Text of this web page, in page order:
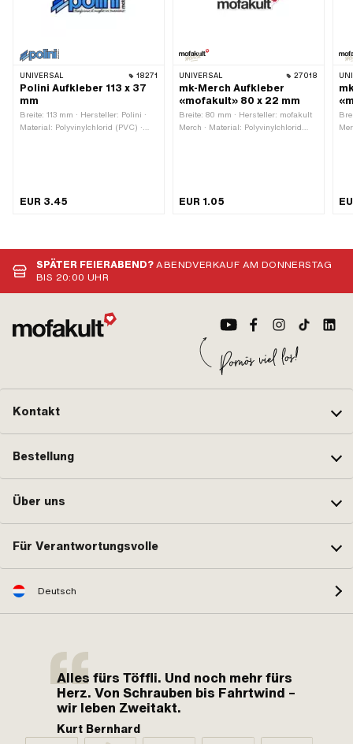
UNIVERSAL 18271
Polini Aufkleber 113 x 37
mm
Breite: 113 mm · Hersteller: Polini ·
Material: Polyvinylchlorid (PVC) ·
EUR 3.45
UNIVERSAL 27018
mk-Merch Aufkleber
«mofakult» 80 x 22 mm
Breite: 80 mm · Hersteller: mofakult
Merch · Material: Polyvinylchlorid
konturgeschnitten · Transferfolie:
EUR 1.05
SPÄTER FEIERABEND?ABENDVERKAUF AM DONNERSTAG
BIS 20:00 UHR
Kontakt
Bestellung
Über uns
Für Verantwortungsvolle
Deutsch
Alles fürs Töffli. Und noch mehr fürs
Herz. Von Schrauben bis Fahrtwind –
wir leben Zweitakt.
Kurt Bernhard